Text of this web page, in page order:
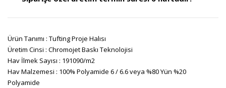
Ürün Tanımı : Tufting Proje Halısı
Üretim Cinsi : Chromojet Baskı Teknolojisi
Hav İlmek Sayısı : 191090/m2
Hav Malzemesi : 100% Polyamide 6 / 6.6 veya %80 Yün %20
Polyamide